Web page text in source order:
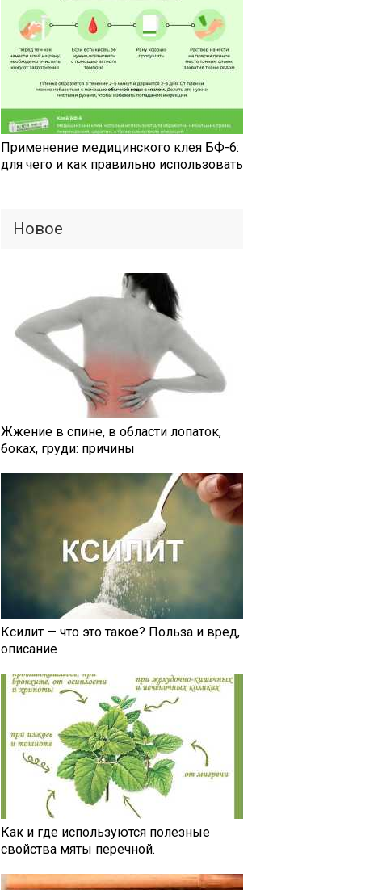
Применение медицинского клея БФ-6:
для чего и как правильно использовать
Новое
Жжение в спине, в области лопаток,
боках, груди: причины
Ксилит — что это такое? Польза и вред,
описание
Как и где используются полезные
свойства мяты перечной.